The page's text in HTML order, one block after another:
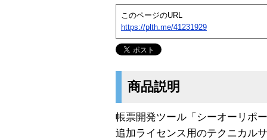
このページのURL
https://plth.me/41231929
商品説明
帳票開発ツール「シーオーリポ
追加ライセンス用のテクニカル